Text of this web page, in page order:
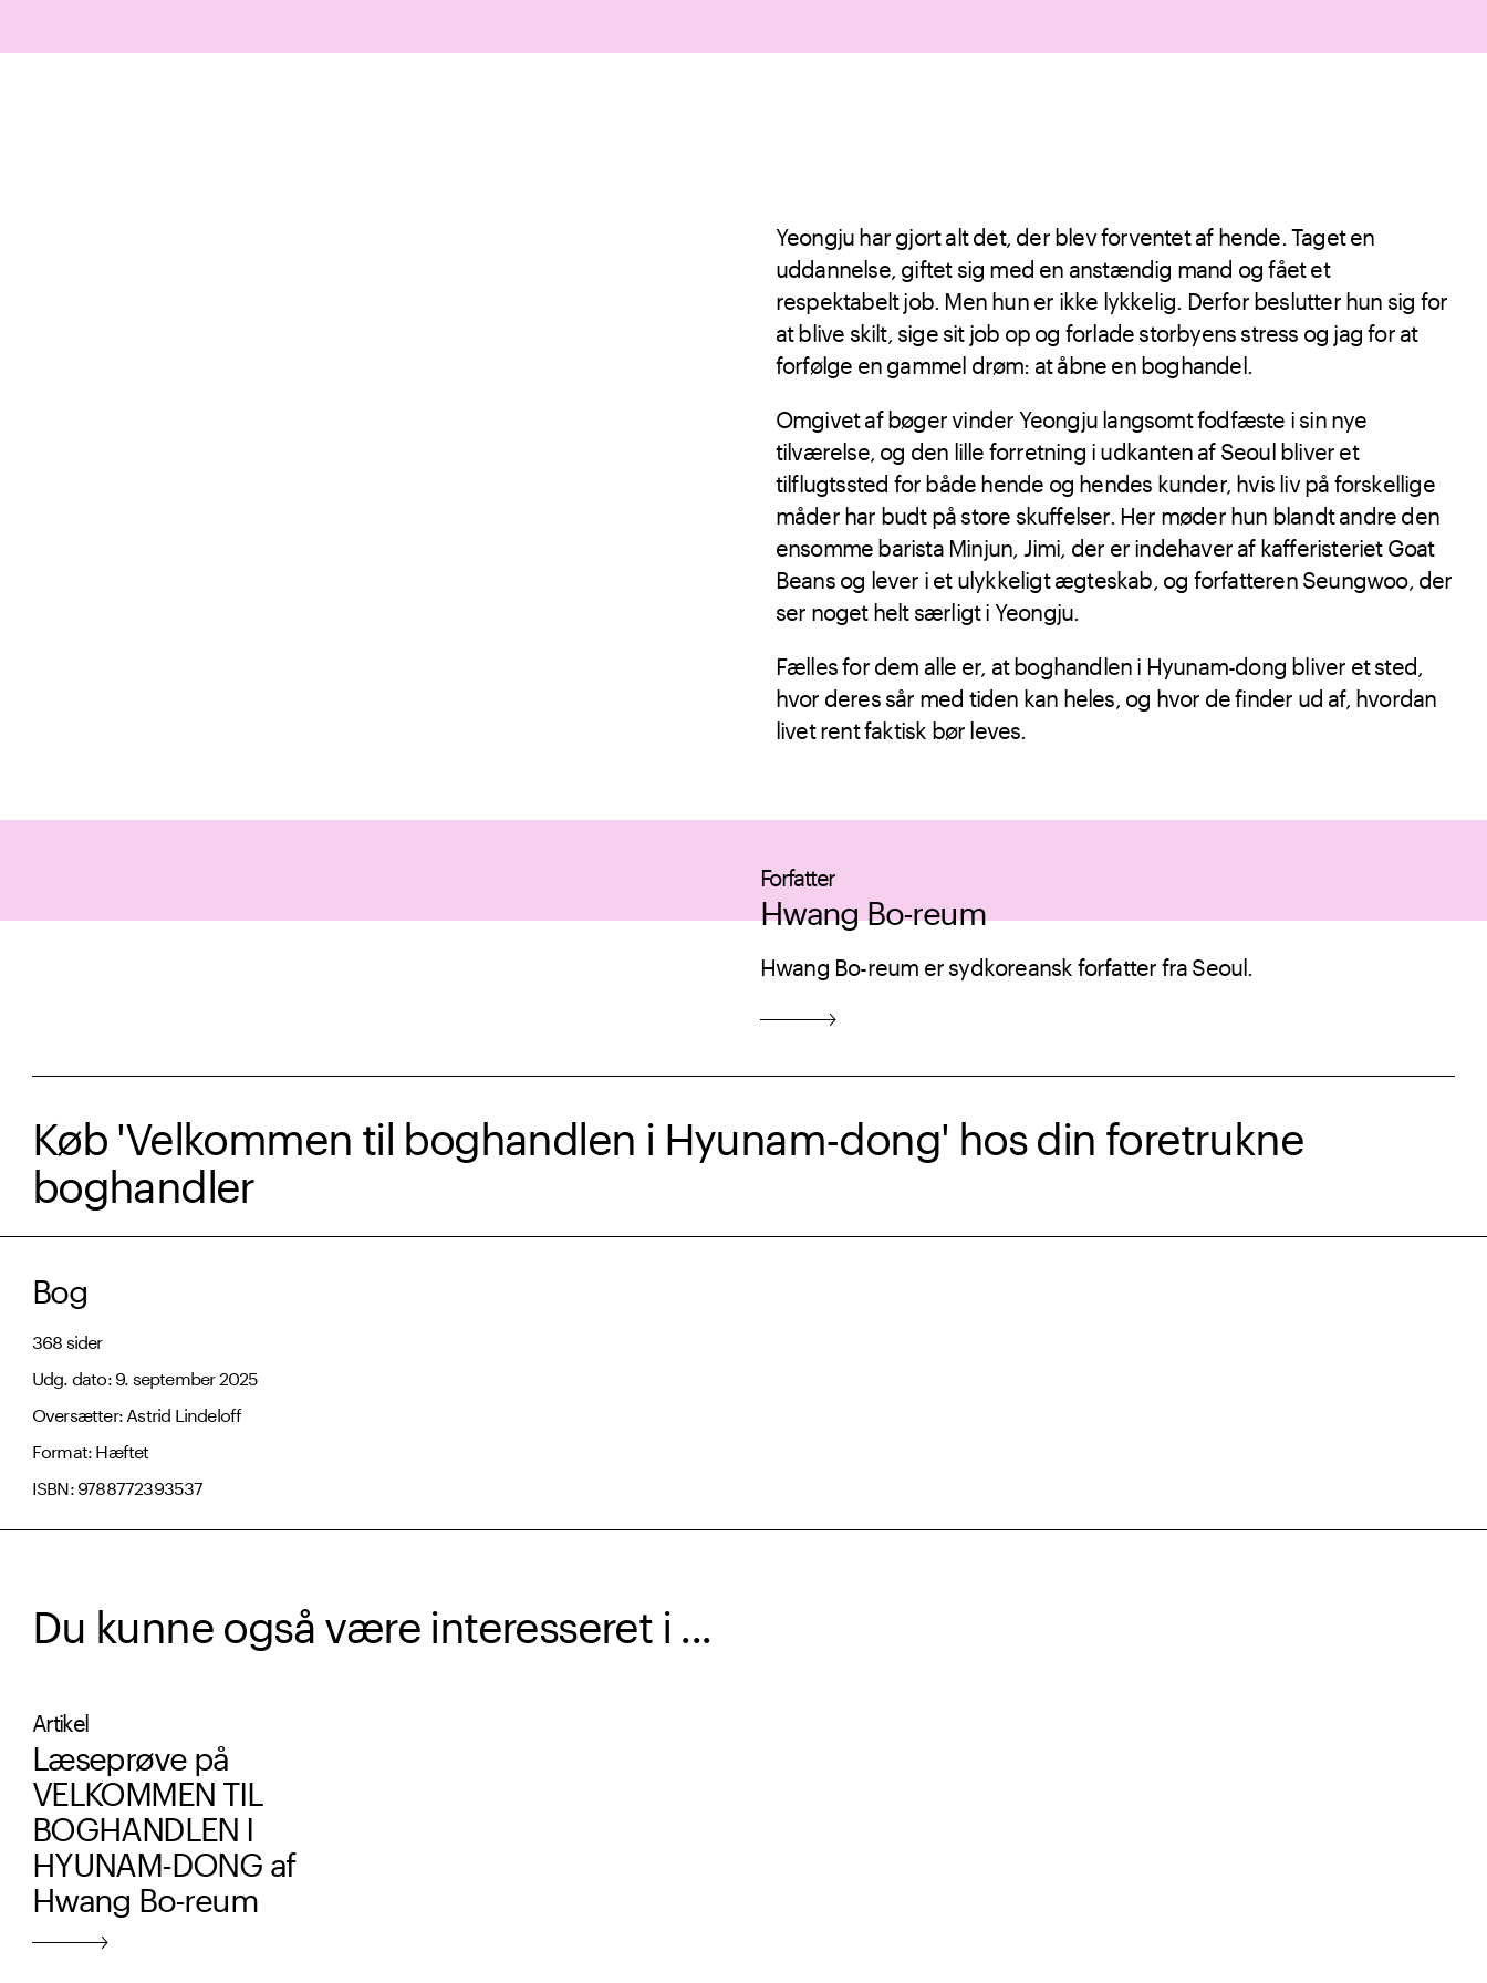
Yeongju har gjort alt det, der blev forventet af hende. Taget en
uddannelse, giftet sig med en anstændig mand og fået et
respektabelt job. Men hun er ikke lykkelig. Derfor beslutter hun sig for
at blive skilt, sige sit job op og forlade storbyens stress og jag for at
forfølge en gammel drøm: at åbne en boghandel.
Omgivet af bøger vinder Yeongju langsomt fodfæste i sin nye
tilværelse, og den lille forretning i udkanten af Seoul bliver et
tilflugtssted for både hende og hendes kunder, hvis liv på forskellige
måder har budt på store skuffelser. Her møder hun blandt andre den
ensomme barista Minjun, Jimi, der er indehaver af kafferisteriet Goat
Beans og lever i et ulykkeligt ægteskab, og forfatteren Seungwoo, der
ser noget helt særligt i Yeongju.
Fælles for dem alle er, at boghandlen i Hyunam-dong bliver et sted,
hvor deres sår med tiden kan heles, og hvor de finder ud af, hvordan
livet rent faktisk bør leves.
Forfatter
Hwang Bo-reum
Hwang Bo-reum er sydkoreansk forfatter fra Seoul.
Køb 'Velkommen til boghandlen i Hyunam-dong' hos din foretrukne
boghandler
Bog
368 sider
Udg. dato: 9. september 2025
Oversætter: Astrid Lindeloff
Format: Hæftet
ISBN: 9788772393537
Du kunne også være interesseret i ...
Artikel
Læseprøve på
VELKOMMEN TIL
BOGHANDLEN I
HYUNAM-DONG af
Hwang Bo-reum